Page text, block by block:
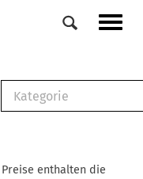
Kategorie
E-Broschüre
enthalten die